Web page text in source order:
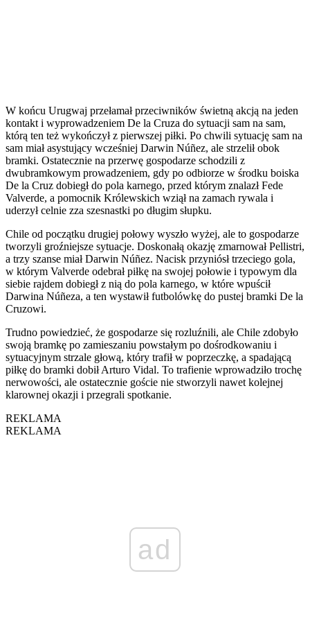
W końcu Urugwaj przełamał przeciwników świetną akcją na jeden
kontakt i wyprowadzeniem De la Cruza do sytuacji sam na sam,
którą ten też wykończył z pierwszej piłki. Po chwili sytuację sam na
sam miał asystujący wcześniej Darwin Núñez, ale strzelił obok
bramki. Ostatecznie na przerwę gospodarze schodzili z
dwubramkowym prowadzeniem, gdy po odbiorze w środku boiska
De la Cruz dobiegł do pola karnego, przed którym znalazł Fede
Valverde, a pomocnik Królewskich wziął na zamach rywala i
uderzył celnie zza szesnastki po długim słupku.
Chile od początku drugiej połowy wyszło wyżej, ale to gospodarze
tworzyli groźniejsze sytuacje. Doskonałą okazję zmarnował Pellistri,
a trzy szanse miał Darwin Núñez. Nacisk przyniósł trzeciego gola,
w którym Valverde odebrał piłkę na swojej połowie i typowym dla
siebie rajdem dobiegł z nią do pola karnego, w które wpuścił
Darwina Núñeza, a ten wystawił futbolówkę do pustej bramki De la
Cruzowi.
Trudno powiedzieć, że gospodarze się rozluźnili, ale Chile zdobyło
swoją bramkę po zamieszaniu powstałym po dośrodkowaniu i
sytuacyjnym strzale głową, który trafił w poprzeczkę, a spadającą
piłkę do bramki dobił Arturo Vidal. To trafienie wprowadziło trochę
nerwowości, ale ostatecznie goście nie stworzyli nawet kolejnej
klarownej okazji i przegrali spotkanie.
REKLAMA
REKLAMA
ad